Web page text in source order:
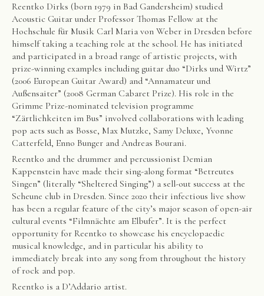
Reentko Dirks (born 1979 in Bad Gandersheim) studied
Acoustic Guitar under Professor Thomas Fellow at the
Hochschule für Musik Carl Maria von Weber in Dresden before
himself taking a teaching role at the school. He has initiated
and participated in a broad range of artistic projects, with
prize-winning examples including guitar duo “Dirks und Wirtz”
(2006 European Guitar Award) and “Annamateur und
Außensaiter” (2008 German Cabaret Prize). His role in the
Grimme Prize-nominated television programme
“Zärtlichkeiten im Bus” involved collaborations with leading
pop acts such as Bosse, Max Mutzke, Samy Deluxe, Yvonne
Catterfeld, Enno Bunger and Andreas Bourani.
Reentko and the drummer and percussionist Demian
Kappenstein have made their sing-along format “Betreutes
Singen” (literally “Sheltered Singing”) a sell-out success at the
Scheune club in Dresden. Since 2020 their infectious live show
has been a regular feature of the city’s major season of open-air
cultural events “Filmnächte am Elbufer”. It is the perfect
opportunity for Reentko to showcase his encyclopaedic
musical knowledge, and in particular his ability to
immediately break into any song from throughout the history
of rock and pop.
Reentko is a D’Addario artist.